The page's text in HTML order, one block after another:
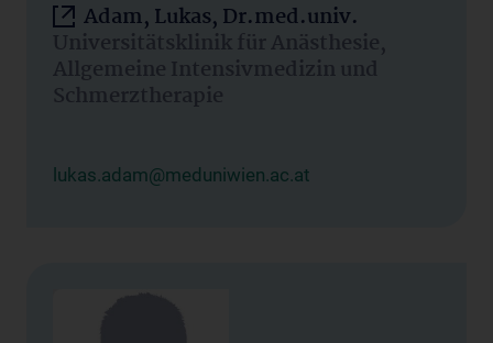
Adam, Lukas, Dr.med.univ.
Universitätsklinik für Anästhesie,
Allgemeine Intensivmedizin und
Schmerztherapie
lukas.adam@meduniwien.ac.at